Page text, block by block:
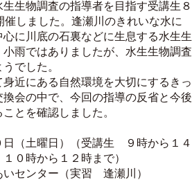
生物調査の指導者を目指す受講生８
しました。逢瀬川のきれいな水に
に川底の石裏などに生息する水生生
雨ではありましたが、水生生物調査
でした。
近にある自然環境を大切にするきっ
会の中で、今回の指導の反省と今後
とを確認しました。
日（土曜日）（受講生 ９時から１４
０時から１２時まで）
センター（実習 逢瀬川）